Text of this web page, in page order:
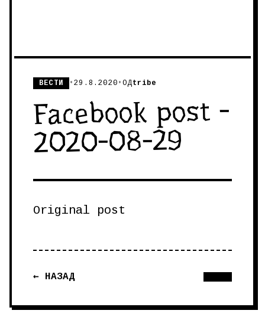
ВЕСТИ •29.8.2020 •ОДtribe
Facebook post -
2020-08-29
Original post
← НАЗАД